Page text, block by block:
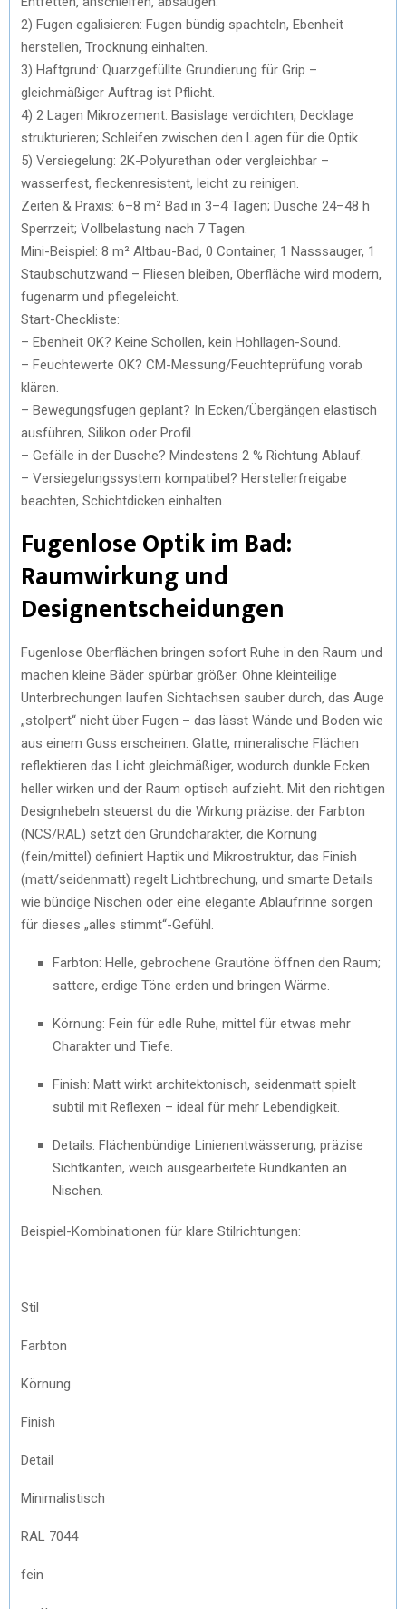
2) Fugen egalisieren: Fugen bündig spachteln, Ebenheit
herstellen, Trocknung einhalten.
3) Haftgrund: Quarzgefüllte Grundierung für Grip –
gleichmäßiger Auftrag ist Pflicht.
4) 2 Lagen Mikrozement: Basislage verdichten, Decklage
strukturieren; Schleifen zwischen den Lagen für die Optik.
5) Versiegelung: 2K-Polyurethan oder vergleichbar –
wasserfest, fleckenresistent, leicht zu reinigen.
Zeiten & Praxis: 6–8 m² Bad in 3–4 Tagen; Dusche 24–48 h
Sperrzeit; Vollbelastung nach 7 Tagen.
Mini-Beispiel: 8 m² Altbau-Bad, 0 Container, 1 Nasssauger, 1
Staubschutzwand – Fliesen bleiben, Oberfläche wird modern,
fugenarm und pflegeleicht.
Start-Checkliste:
– Ebenheit OK? Keine Schollen, kein Hohllagen-Sound.
– Feuchtewerte OK? CM-Messung/Feuchteprüfung vorab
klären.
– Bewegungsfugen geplant? In Ecken/Übergängen elastisch
ausführen, Silikon oder Profil.
– Gefälle in der Dusche? Mindestens 2 % Richtung Ablauf.
– Versiegelungssystem kompatibel? Herstellerfreigabe
beachten, Schichtdicken einhalten.
Fugenlose Optik im Bad:
Raumwirkung und
Designentscheidungen
Fugenlose Oberflächen bringen sofort Ruhe in den Raum und
machen kleine Bäder spürbar größer. Ohne kleinteilige
Unterbrechungen laufen Sichtachsen sauber durch, das Auge
„stolpert“ nicht über Fugen – das lässt Wände und Boden wie
aus einem Guss erscheinen. Glatte, mineralische Flächen
reflektieren das Licht gleichmäßiger, wodurch dunkle Ecken
heller wirken und der Raum optisch aufzieht. Mit den richtigen
Designhebeln steuerst du die Wirkung präzise: der Farbton
(NCS/RAL) setzt den Grundcharakter, die Körnung
(fein/mittel) definiert Haptik und Mikrostruktur, das Finish
(matt/seidenmatt) regelt Lichtbrechung, und smarte Details
wie bündige Nischen oder eine elegante Ablaufrinne sorgen
für dieses „alles stimmt“-Gefühl.
Farbton: Helle, gebrochene Grautöne öffnen den Raum;
sattere, erdige Töne erden und bringen Wärme.
Körnung: Fein für edle Ruhe, mittel für etwas mehr
Charakter und Tiefe.
Finish: Matt wirkt architektonisch, seidenmatt spielt
subtil mit Reflexen – ideal für mehr Lebendigkeit.
Details: Flächenbündige Linienentwässerung, präzise
Sichtkanten, weich ausgearbeitete Rundkanten an
Nischen.
Beispiel-Kombinationen für klare Stilrichtungen:
Stil
Farbton
Körnung
Finish
Detail
Minimalistisch
RAL 7044
fein